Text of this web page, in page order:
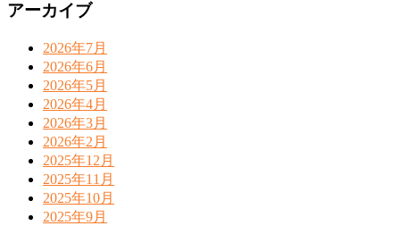
アーカイブ
2026年7月
2026年6月
2026年5月
2026年4月
2026年3月
2026年2月
2025年12月
2025年11月
2025年10月
2025年9月